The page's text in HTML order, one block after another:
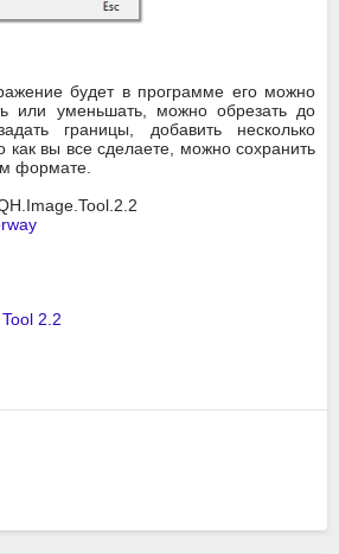
будет в программе его можно
или уменьшать, можно обрезать до
границы, добавить несколько
как вы все сделаете, можно сохранить
формате.
2.2